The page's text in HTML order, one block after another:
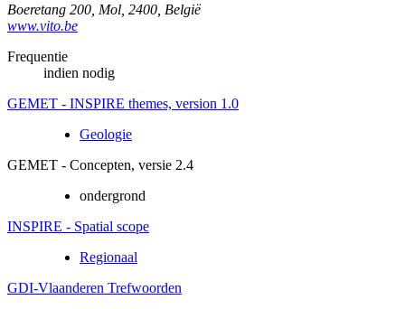
Boeretang 200 Mol 2400 België
www.vito.be
Frequentie
indien nodig
GEMET - INSPIRE themes, version 1.0
Geologie
GEMET - Concepten, versie 2.4
ondergrond
INSPIRE - Spatial scope
Regionaal
GDI-Vlaanderen Trefwoorden